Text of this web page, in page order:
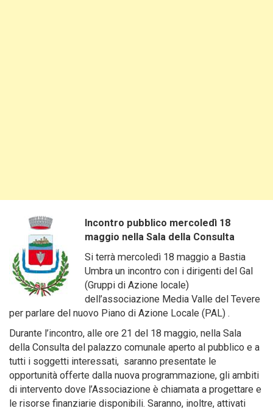
Incontro pubblico mercoledì 18
maggio nella Sala della Consulta
Si terrà mercoledì 18 maggio a Bastia
Umbra un incontro con i dirigenti del Gal
(Gruppi di Azione locale)
dell’associazione Media Valle del Tevere
per parlare del nuovo Piano di Azione Locale (PAL) .
Durante l’incontro, alle ore 21 del 18 maggio, nella Sala
della Consulta del palazzo comunale aperto al pubblico e a
tutti i soggetti interessati, saranno presentate le
opportunità offerte dalla nuova programmazione, gli ambiti
di intervento dove l’Associazione è chiamata a progettare e
le risorse finanziarie disponibili. Saranno, inoltre, attivati